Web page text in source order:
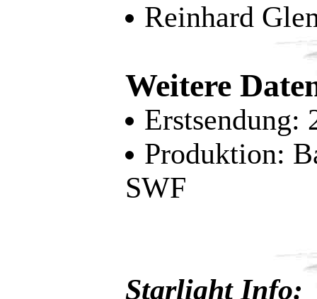
Reinhard
Weitere
Erstsendung:
Produktion:
SWF
Starlight Info: